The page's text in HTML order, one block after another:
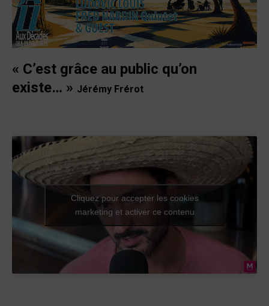
« C’est grâce au public qu’on
existe… » Jérémy Frérot
Cliquez pour accepter les cookies
marketing et activer ce contenu